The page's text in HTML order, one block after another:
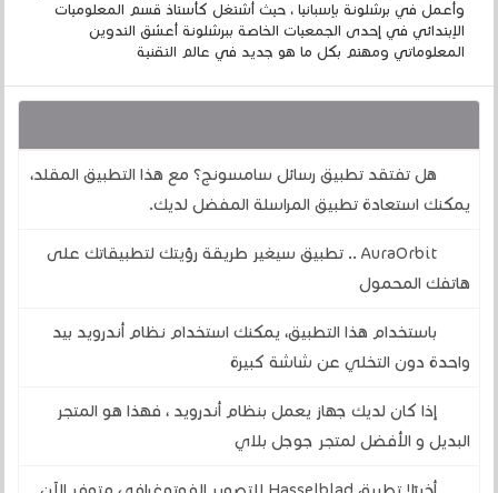
وأعمل في برشلونة بإسبانيا ، حيث أشتغل كأستاذ قسم المعلوميات
الإبتدائي في إحدى الجمعيات الخاصة ببرشلونة أعشق التدوين
المعلوماتي ومهتم بكل ما هو جديد في عالم التقنية
هل تفتقد تطبيق رسائل سامسونج؟ مع هذا التطبيق المقلد،
يمكنك استعادة تطبيق المراسلة المفضل لديك.
AuraOrbit .. تطبيق سيغير طريقة رؤيتك لتطبيقاتك على
هاتفك المحمول
باستخدام هذا التطبيق، يمكنك استخدام نظام أندرويد بيد
واحدة دون التخلي عن شاشة كبيرة
إذا كان لديك جهاز يعمل بنظام أندرويد ، فهذا هو المتجر
البديل و الأفضل لمتجر جوجل بلاي